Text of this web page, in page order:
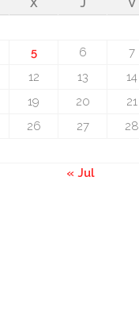
X J V
5 6 7
12 13 14
19 20 21
26 27 28
« Jul